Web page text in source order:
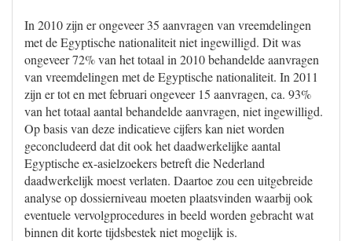
In 2010 zijn er ongeveer 35 aanvragen van vreemdelingen
met de Egyptische nationaliteit niet ingewilligd. Dit was
ongeveer 72% van het totaal in 2010 behandelde aanvragen
van vreemdelingen met de Egyptische nationaliteit. In 2011
zijn er tot en met februari ongeveer 15 aanvragen, ca. 93%
van het totaal aantal behandelde aanvragen, niet ingewilligd.
Op basis van deze indicatieve cijfers kan niet worden
geconcludeerd dat dit ook het daadwerkelijke aantal
Egyptische ex-asielzoekers betreft die Nederland
daadwerkelijk moest verlaten. Daartoe zou een uitgebreide
analyse op dossierniveau moeten plaatsvinden waarbij ook
eventuele vervolgprocedures in beeld worden gebracht wat
binnen dit korte tijdsbestek niet mogelijk is.